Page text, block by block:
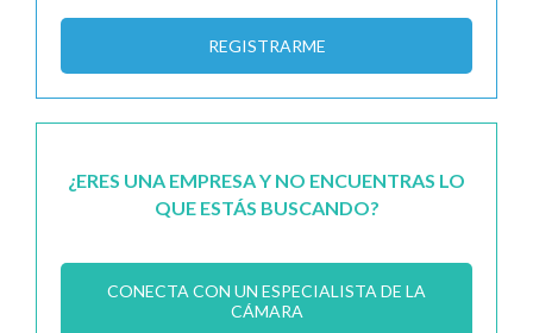
REGISTRARME
¿ERES UNA EMPRESA Y NO ENCUENTRAS LO
QUE ESTÁS BUSCANDO?
CONECTA CON UN ESPECIALISTA DE LA
CÁMARA